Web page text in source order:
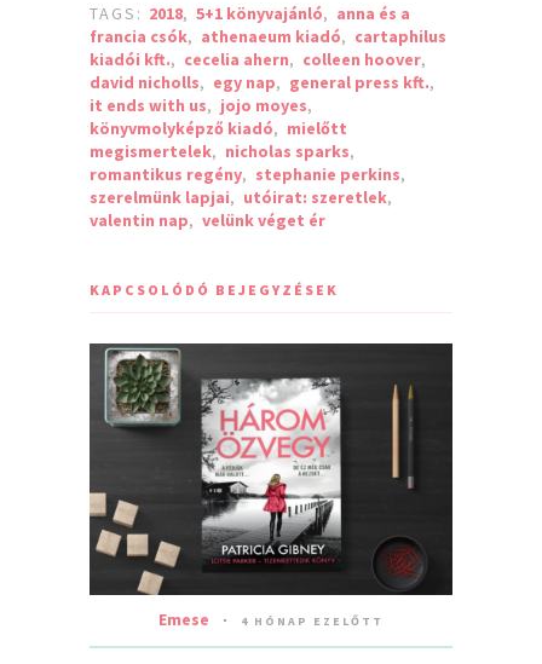
TAGS: 2018, 5+1 könyvajánló, anna és a
francia csók, athenaeum kiadó, cartaphilus
kiadói kft., cecelia ahern, colleen hoover,
david nicholls, egy nap, general press kft.,
it ends with us, jojo moyes,
könyvmolyképző kiadó, mielőtt
megismertelek, nicholas sparks,
romantikus regény, stephanie perkins,
szerelmünk lapjai, utóirat: szeretlek,
valentin nap, velünk véget ér
KAPCSOLÓDÓ BEJEGYZÉSEK
Emese 4 HÓNAP EZELŐTT